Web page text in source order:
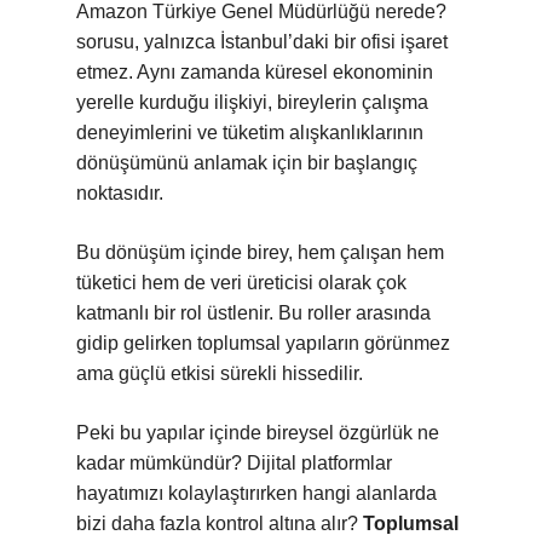
Amazon Türkiye Genel Müdürlüğü nerede?
sorusu, yalnızca İstanbul’daki bir ofisi işaret
etmez. Aynı zamanda küresel ekonominin
yerelle kurduğu ilişkiyi, bireylerin çalışma
deneyimlerini ve tüketim alışkanlıklarının
dönüşümünü anlamak için bir başlangıç
noktasıdır.
Bu dönüşüm içinde birey, hem çalışan hem
tüketici hem de veri üreticisi olarak çok
katmanlı bir rol üstlenir. Bu roller arasında
gidip gelirken toplumsal yapıların görünmez
ama güçlü etkisi sürekli hissedilir.
Peki bu yapılar içinde bireysel özgürlük ne
kadar mümkündür? Dijital platformlar
hayatımızı kolaylaştırırken hangi alanlarda
bizi daha fazla kontrol altına alır? Toplumsal